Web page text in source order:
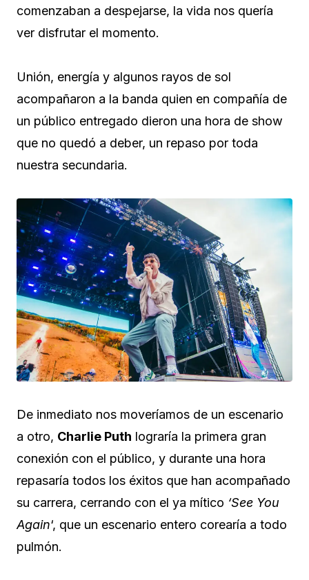
comenzaban a despejarse, la vida nos quería
ver disfrutar el momento.
Unión, energía y algunos rayos de sol
acompañaron a la banda quien en compañía de
un público entregado dieron una hora de show
que no quedó a deber, un repaso por toda
nuestra secundaria.
De inmediato nos moveríamos de un escenario
a otro, Charlie Puth lograría la primera gran
conexión con el público, y durante una hora
repasaría todos los éxitos que han acompañado
su carrera, cerrando con el ya mítico ‘See You
Again‘, que un escenario entero corearía a todo
pulmón.